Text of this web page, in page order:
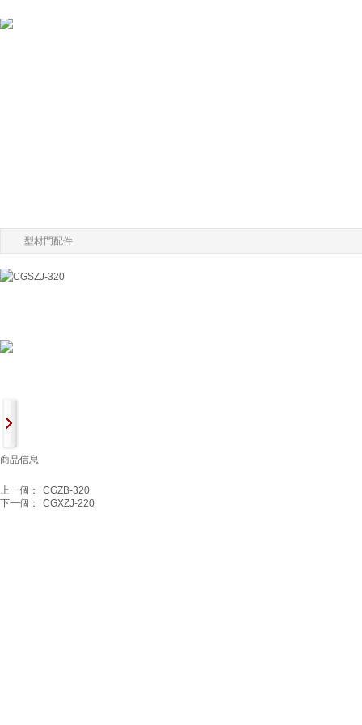
型材門配件
商品信息
上一個：
CGZB-320
下一個：
CGXZJ-220